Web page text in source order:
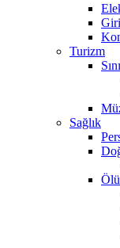
Turizm
Sağlık